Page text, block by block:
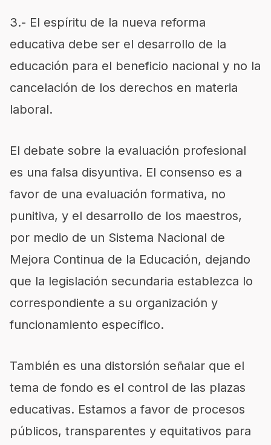
3.- El espíritu de la nueva reforma
educativa debe ser el desarrollo de la
educación para el beneficio nacional y no la
cancelación de los derechos en materia
laboral.
El debate sobre la evaluación profesional
es una falsa disyuntiva. El consenso es a
favor de una evaluación formativa, no
punitiva, y el desarrollo de los maestros,
por medio de un Sistema Nacional de
Mejora Continua de la Educación, dejando
que la legislación secundaria establezca lo
correspondiente a su organización y
funcionamiento específico.
También es una distorsión señalar que el
tema de fondo es el control de las plazas
educativas. Estamos a favor de procesos
públicos, transparentes y equitativos para